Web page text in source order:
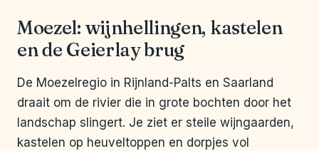
Moezel: wijnhellingen, kastelen
en de Geierlay brug
De Moezelregio in Rijnland-Palts en Saarland
draait om de rivier die in grote bochten door het
landschap slingert. Je ziet er steile wijngaarden,
kastelen op heuveltoppen en dorpjes vol